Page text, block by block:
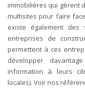
immobilières qui gèrent
multisites pour faire
existe également des
entreprises de
permettent à ces
développer
information à leurs
locales). Voir nos